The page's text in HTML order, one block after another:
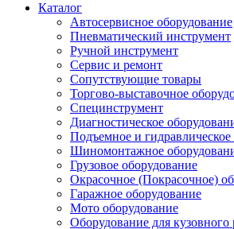
Каталог
Автосервисное оборудование
Пневматический инструмент
Ручной инструмент
Сервис и ремонт
Сопутствующие товары
Торгово-выставочное
Специнструмент
Диагностическое
Подъемное и гидравлическое
Шиномонтажное
Грузовое оборудование
Окрасочное (Покрасочное)
Гаражное оборудование
Мото оборудование
Оборудование для кузовного